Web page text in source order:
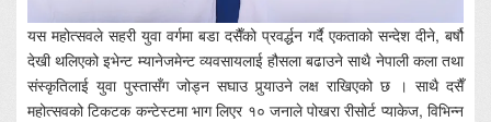
यस महोत्सवले सहरी युवा वर्गमा बडा दसैँको प्रवर्द्धन गर्दै एकताको सन्देश दीने, बर्षौ
देखी थलिएको इभेन्ट म्यानेजमेन्ट व्यवसायलाई हौसला बढाउने साथै नेपाली कला तथा
संस्कृतिलाई युवा पुस्तासँग जोड्न सघाउ पुर्‍याउने लक्ष राखिएको छ । साथै दसैँ
महोत्सवको टिकटक कन्टेस्टमा भाग लिएर १० जनाले पोखरा रीसोर्ट प्याकेज, विभिन्न